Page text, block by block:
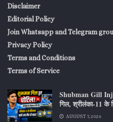
Disclaimer
Editorial Policy
Join Whatsapp and Telegram
Privacy Policy
Terms and Conditions
Terms of Service
Shubman Gill
गिल, श्रीलंका-11 के
AUGUST 7, 2026